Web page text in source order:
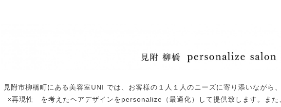
見附市柳橋町にある美容室UNI では、お客様の１人１人のニーズに寄り添いながら
×再現性 を考えたヘアデザインをpersonalize（最適化）して提供致します。また